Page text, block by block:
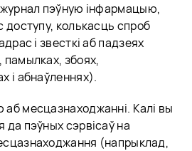
журнал пэўную інфармацыю,
доступу, колькасць спроб
і звесткі аб падзеях
збоях,
і абнаўленнях).
месцазнаходжанні. Калі вы
да пэўных сэрвісаў на
(напрыклад,